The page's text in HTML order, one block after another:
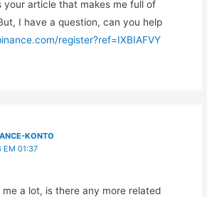
your article that makes me full of
I have a question, can you help
register?ref=IXBIAFVY
KONTO
01:37
a lot, is there any more related